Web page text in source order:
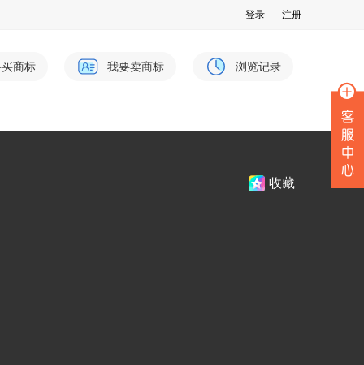
登录 注册
商标 我要卖商标 浏览记录
收藏